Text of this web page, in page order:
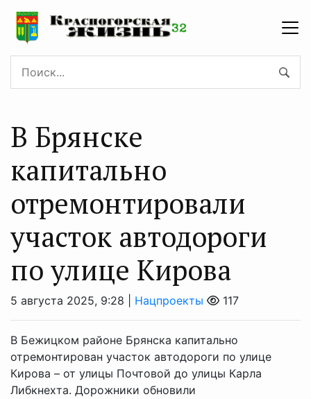
В Брянске
капитально
отремонтировали
участок автодороги
по улице Кирова
5 августа 2025, 9:28 | Нацпроекты 117
В Бежицком районе Брянска капитально
отремонтирован участок автодороги по улице
Кирова – от улицы Почтовой до улицы Карла
Либкнехта. Дорожники обновили